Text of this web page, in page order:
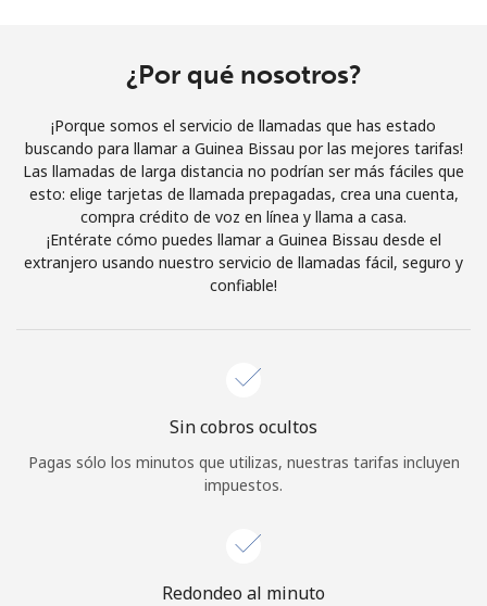
Términos y condiciones.
Únete
¡Hola!
¿Olvidaste tu contraseña? →
Iniciar Sesión
¿Por qué nosotros?
¡Porque somos el servicio de llamadas que has estado
buscando para llamar a Guinea Bissau por las mejores tarifas!
Las llamadas de larga distancia no podrían ser más fáciles que
esto: elige tarjetas de llamada prepagadas, crea una cuenta,
compra crédito de voz en línea y llama a casa.
¡Entérate cómo puedes llamar a Guinea Bissau desde el
extranjero usando nuestro servicio de llamadas fácil, seguro y
confiable!
Sin cobros ocultos
Pagas sólo los minutos que utilizas, nuestras tarifas incluyen
impuestos.
Redondeo al minuto